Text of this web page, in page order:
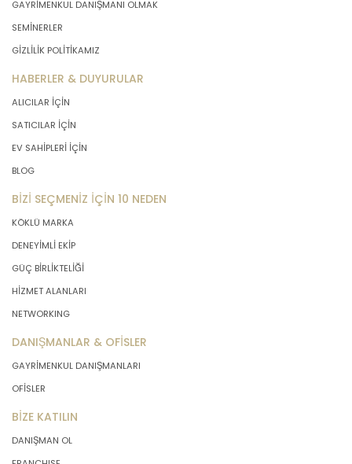
GAYRİMENKUL DANIŞMANI OLMAK
SEMİNERLER
GİZLİLİK POLİTİKAMIZ
HABERLER & DUYURULAR
ALICILAR İÇİN
SATICILAR İÇİN
EV SAHİPLERİ İÇİN
BLOG
BİZİ SEÇMENİZ İÇİN 10 NEDEN
KÖKLÜ MARKA
DENEYİMLİ EKİP
GÜÇ BİRLİKTELİĞİ
HİZMET ALANLARI
NETWORKING
DANIŞMANLAR & OFİSLER
GAYRİMENKUL DANIŞMANLARI
OFİSLER
BİZE KATILIN
DANIŞMAN OL